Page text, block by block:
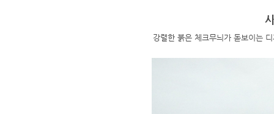
강렬한 붉은 체크무늬가 돋보이는